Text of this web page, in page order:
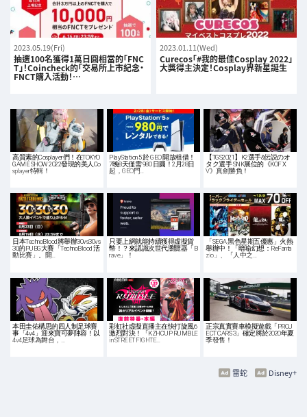
2023.05.19(Fri)
抽選100名獲得1萬日圓相當的「FNC
T」！Coincheck的「交易所上市紀念・
FNCT購入活動！…
2023.01.11(Wed)
Curecos「#我的最佳Cosplay 2022」
大獎得主決定！Cosplay界新星誕生
高質素的Cosplayer們！在TOKYO
GAME SHOW 2022發現的美人Co
splayer特輯！
PlayStation 5 於 GEO 開放租借！
7晚8天僅需 980 日圓！2月28日
起，GEO門…
【TGS2021】K2選手&伝説のオ
タク選手 SNK展位的《KOF X
V》真劍勝負！
日本TechnoBlood將舉辦30vs30vs
30的PUBG大賽「TechnoBlood 活
動比賽」。開…
只要上網就能持續獲得虛擬貨
幣！？來認識次世代瀏覽器「B
rave」！
「SEGA 黑色星期五優惠」火熱
舉辦中！「暗喻幻想：ReFanta
zio」、「人中之…
本田圭佑構思的四人制足球賽
事「4v4」迎來寶可夢陣容！以
4v4足球為舞台，…
彩虹社虛擬直播主在快打旋風6
激烈對決！「KZHCUP RUMBLE
in STREET FIGHTE…
正宗真實賽車模擬遊戲「PROJ
ECT CARS 3」確定將於2020年夏
季發售！
Disney+
雷蛇